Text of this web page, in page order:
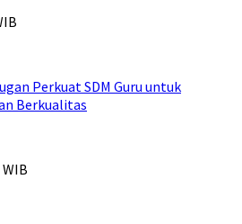
Perkuat SDM Guru untuk
Berkualitas